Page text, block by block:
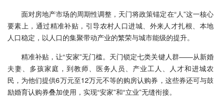
面对房地产市场的周期性调整，天门将政策锚定在“人”这一核心
要素上，通过精准补贴，引导农村人口进城、外来人才扎根、本地
人口稳定，以人口的集聚带动产业的繁荣与城市能级的提升。
精准补贴，让“安家”无门槛。天门锁定七类关键人群——从新婚
夫妻、多孩家庭，到教师、医务人员、产业工人、人才和进城农
民，为他们提供6万元至12万元不等的购房认购券，这些券还可与鼓
励婚育认购券叠加使用，实现“安家”和“立业”无缝衔接。